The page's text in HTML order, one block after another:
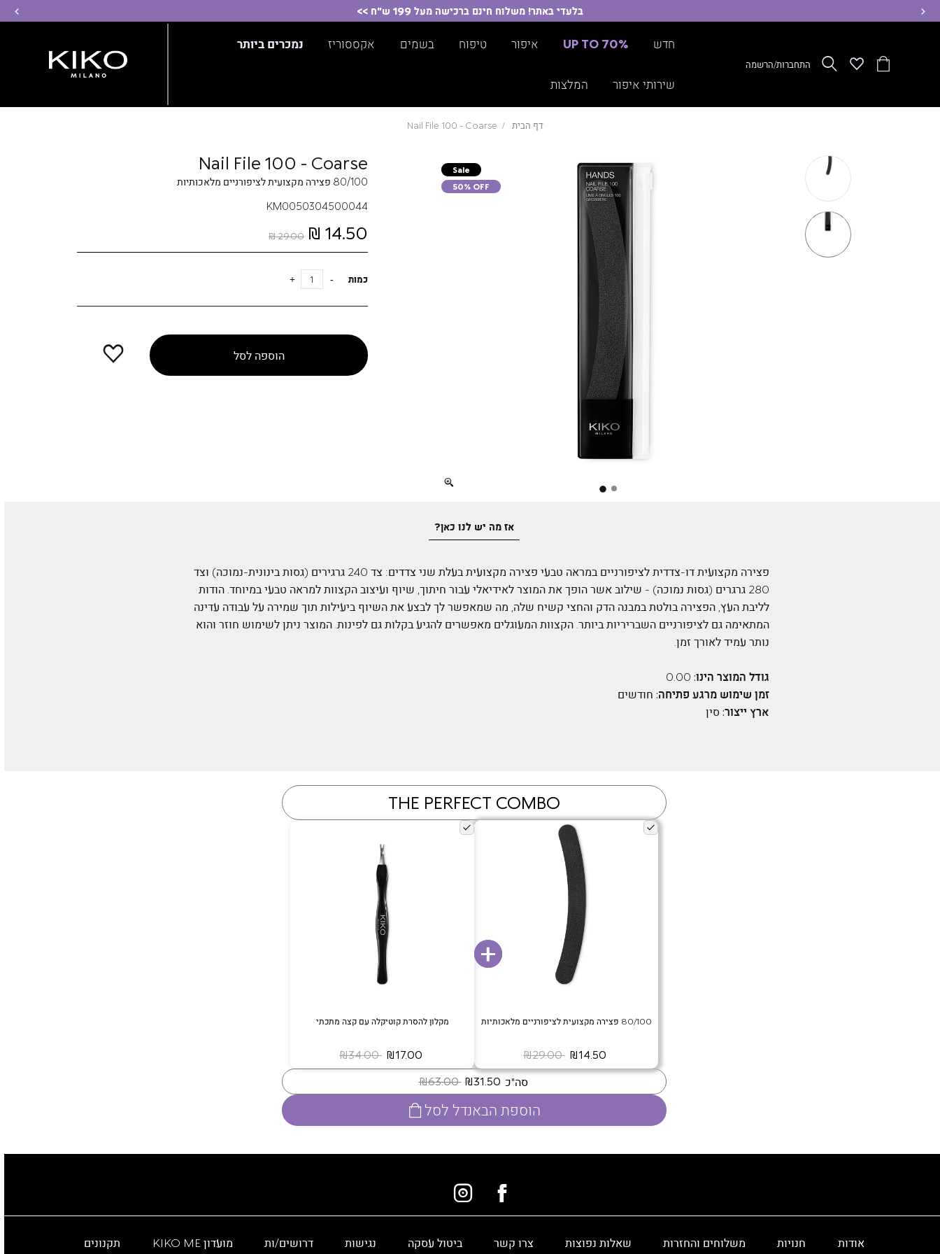
בלעדי באתר! משלוח חינם ברכישה מעל 199 ש"ח >>
הסל
Wishlistחפשהתחברות/הרשמה
חדש UP TO 70% איפור טיפוח בשמים אקססוריז נמכרים ביותר
שירותי איפור המלצות
דף הבית Nail File 100 - Coarse
Full
Sale
50% OFF
Nail File 100 - Coarse
80/100 פצירה מקצועית לציפורניים מלאכותיות
KM0050304500044
14.50 ₪
29.00 ₪
כמות
הוספה
הוספה לסל
אז מה יש לנו כאן?
פצירה מקצועית דו-צדדית לציפורניים במראה טבעי פצירה מקצועית בעלת שני צדדים: צד 240 גרגירים (גסות בינונית-נמוכה) וצד
280 גרגרים (גסות נמוכה) - שילוב אשר הופך את המוצר לאידיאלי עבור חיתוך, שיוף ועיצוב הקצוות למראה טבעי במיוחד. הודות
לליבת העץ, הפצירה בולטת במבנה הדק והחצי קשיח שלה, מה שמאפשר לך לבצע את השיוף ביעילות תוך שמירה על עבודה עדינה
המתאימה גם לציפורניים השבריריות ביותר. הקצוות המעוגלים מאפשרים להגיע בקלות גם לפינות. המוצר ניתן לשימוש חוזר והוא
נותר עמיד לאורך זמן.
גודל המוצר הינו: 0.00
זמן שימוש מרגע פתיחה: חודשים
ארץ ייצור:סין
80/100 פצירה מקצועית לציפורניים מלאכותיות
‏ ₪29.00
מקלון להסרת קוטיקלה עם קצה מתכתי
‏ ₪34.00
THE PERFECT COMBO
סה"כ ‏ ₪63.00
הוספת הבאנדל לסל
אודות חנויות משלוחים והחזרות שאלות נפוצות צרו קשר ביטול עסקה נגישות דרושים/ות מועדון KIKO ME תקנונים